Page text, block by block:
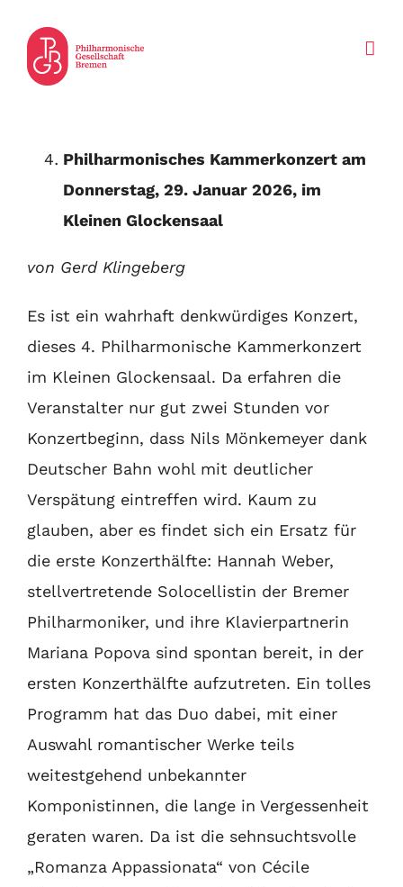
Inhalt
springen
Philharmonisches Kammerkonzert am
Donnerstag, 29. Januar 2026, im
Kleinen Glockensaal
von Gerd Klingeberg
Es ist ein wahrhaft denkwürdiges Konzert,
dieses 4. Philharmonische Kammerkonzert
im Kleinen Glockensaal. Da erfahren die
Veranstalter nur gut zwei Stunden vor
Konzertbeginn, dass Nils Mönkemeyer dank
Deutscher Bahn wohl mit deutlicher
Verspätung eintreffen wird. Kaum zu
glauben, aber es findet sich ein Ersatz für
die erste Konzerthälfte: Hannah Weber,
stellvertretende Solocellistin der Bremer
Philharmoniker, und ihre Klavierpartnerin
Mariana Popova sind spontan bereit, in der
ersten Konzerthälfte aufzutreten. Ein tolles
Programm hat das Duo dabei, mit einer
Auswahl romantischer Werke teils
weitestgehend unbekannter
Komponistinnen, die lange in Vergessenheit
geraten waren. Da ist die sehnsuchtsvolle
„Romanza Appassionata“ von Cécile